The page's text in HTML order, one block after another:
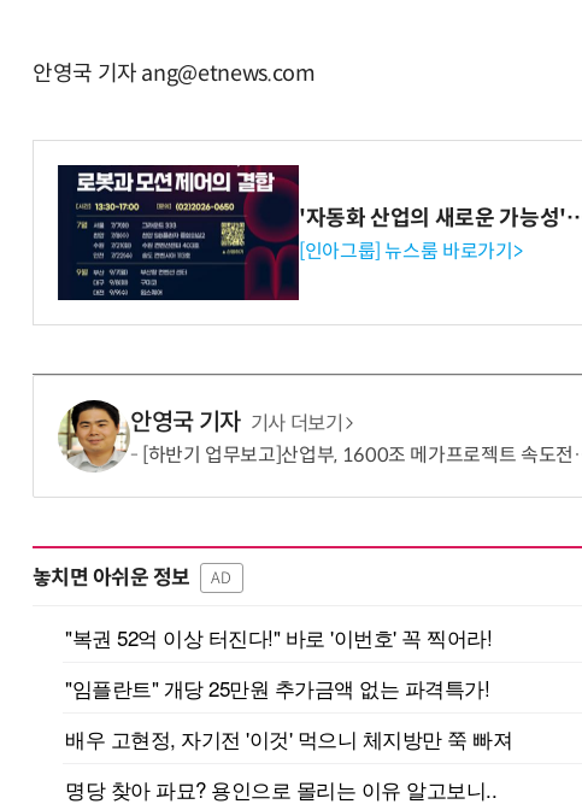
안영국 기자 ang@etnews.com
'자동화 산업의 새로운 가능성
[인아그룹] 뉴스룸 바로가기>
안영국 기자 기사 더보기
[하반기 업무보고]산업부, 1600조 메가프로젝트 속도
놓치면 아쉬운 정보 AD